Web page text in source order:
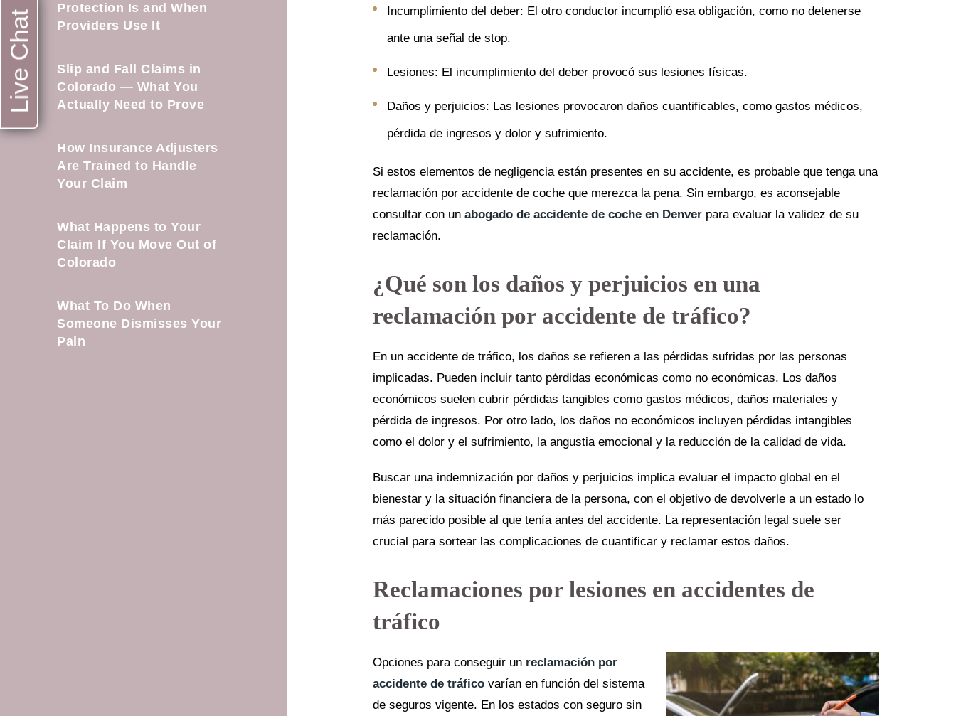
Incumplimiento del deber: El otro conductor incumplió esa obligación, como no detenerse
ante una señal de stop.
Lesiones: El incumplimiento del deber provocó sus lesiones físicas.
Daños y perjuicios: Las lesiones provocaron daños cuantificables, como gastos médicos,
pérdida de ingresos y dolor y sufrimiento.
Si estos elementos de negligencia están presentes en su accidente, es probable que tenga una
reclamación por accidente de coche que merezca la pena. Sin embargo, es aconsejable
consultar con unabogado de accidente de coche en Denver para evaluar la validez de su
reclamación.
¿Qué son los daños y perjuicios en una
reclamación por accidente de tráfico?
En un accidente de tráfico, los daños se refieren a las pérdidas sufridas por las personas
implicadas. Pueden incluir tanto pérdidas económicas como no económicas. Los daños
económicos suelen cubrir pérdidas tangibles como gastos médicos, daños materiales y
pérdida de ingresos. Por otro lado, los daños no económicos incluyen pérdidas intangibles
como el dolor y el sufrimiento, la angustia emocional y la reducción de la calidad de vida.
Buscar una indemnización por daños y perjuicios implica evaluar el impacto global en el
bienestar y la situación financiera de la persona, con el objetivo de devolverle a un estado lo
más parecido posible al que tenía antes del accidente. La representación legal suele ser
crucial para sortear las complicaciones de cuantificar y reclamar estos daños.
Reclamaciones por lesiones en accidentes de
tráfico
Opciones para conseguir un reclamación por
accidente de tráfico varían en función del sistema
de seguros vigente. En los estados con seguro sin
Protection Is and When
Providers Use It
Slip and Fall Claims in
Colorado — What You
Actually Need to Prove
How Insurance Adjusters
Are Trained to Handle
Your Claim
What Happens to Your
Claim If You Move Out of
Colorado
What To Do When
Someone Dismisses Your
Pain
Live Chat